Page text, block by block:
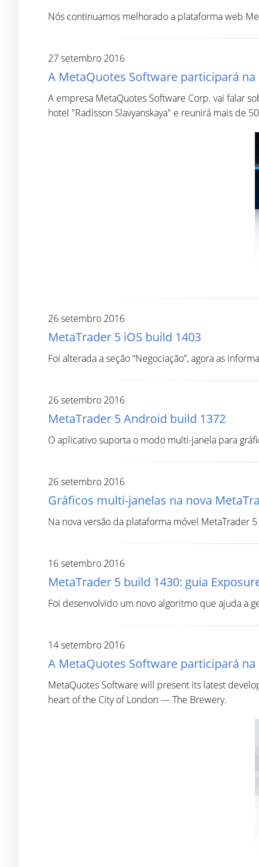
Nós continuamos melhorado a plataforma web
27 setembro 2016
A MetaQuotes Software participará na
A empresa MetaQuotes Software Corp. vai falar
hotel "Radisson Slavyanskaya" e reunirá mais de
26 setembro 2016
MetaTrader 5 iOS build 1403
Foi alterada a seção “Negociação”, agora as
26 setembro 2016
MetaTrader 5 Android build 1372
O aplicativo suporta o modo multi-janela para
26 setembro 2016
Gráficos multi-janelas na nova
Na nova versão da plataforma móvel MetaTrader
16 setembro 2016
MetaTrader 5 build 1430: guia
Foi desenvolvido um novo algoritmo que ajuda a
14 setembro 2016
A MetaQuotes Software participará
MetaQuotes Software will present its latest
heart of the City of London — The Brewery.